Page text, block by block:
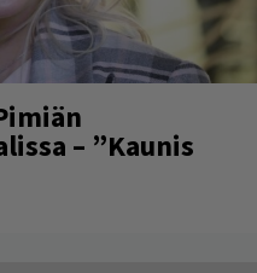
– ”Kaunis